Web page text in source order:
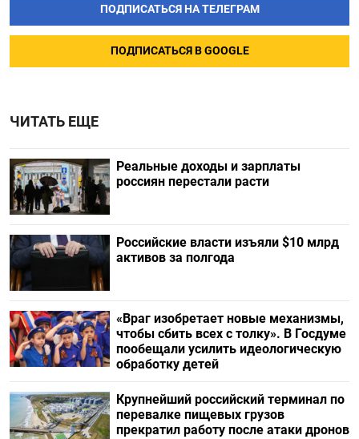
ПОДПИСАТЬСЯ НА ТЕЛЕГРАМ
ПОДПИСАТЬСЯ В GOOGLE
ЧИТАТЬ ЕЩЕ
Реальные доходы и зарплаты
россиян перестали расти
Российские власти изъяли $10 млрд
активов за полгода
«Враг изобретает новые механизмы,
чтобы сбить всех с толку». В Госдуме
пообещали усилить идеологическую
обработку детей
Крупнейший российский терминал по
перевалке пищевых грузов
прекратил работу после атаки дронов